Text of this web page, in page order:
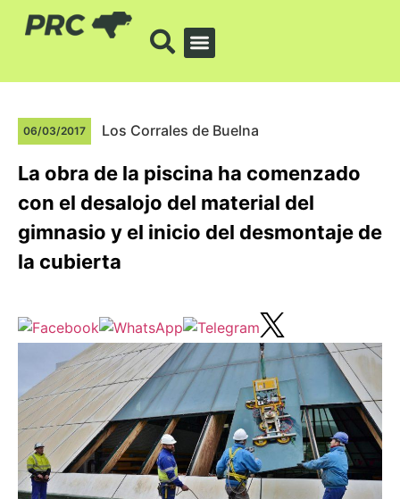
06/03/2017 Los Corrales de Buelna
La obra de la piscina ha comenzado
con el desalojo del material del
gimnasio y el inicio del desmontaje de
la cubierta